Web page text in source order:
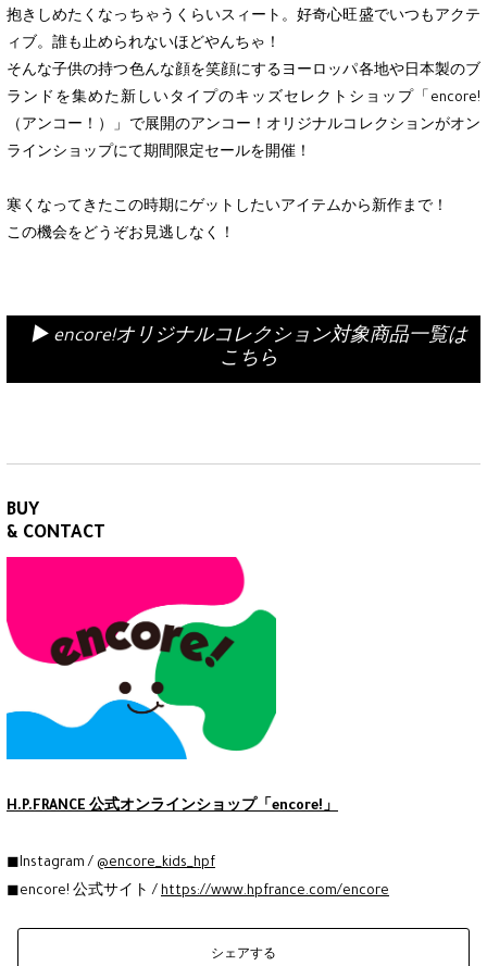
抱きしめたくなっちゃうくらいスィート。好奇心旺盛でいつもアクテ
ィブ。誰も止められないほどやんちゃ！
そんな子供の持つ色んな顔を笑顔にするヨーロッパ各地や日本製のブ
ランドを集めた新しいタイプのキッズセレクトショップ「encore!
（アンコー！）」で展開のアンコー！オリジナルコレクションがオン
ラインショップにて期間限定セールを開催！
寒くなってきたこの時期にゲットしたいアイテムから新作まで！
この機会をどうぞお見逃しなく！
▶︎ encore!オリジナルコレクション対象商品一覧は
こちら
BUY
& CONTACT
H.P.FRANCE 公式オンラインショップ「encore!」
◼︎Instagram / @encore_kids_hpf
◼︎encore! 公式サイト / https://www.hpfrance.com/encore
シェアする